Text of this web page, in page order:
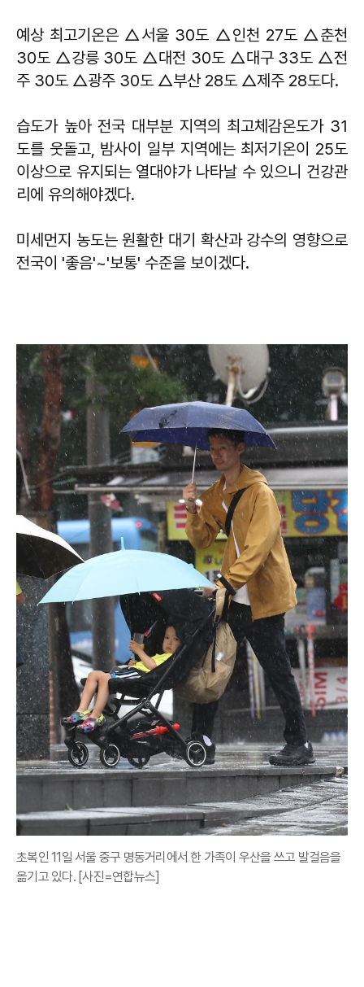
예상 최고기온은 △서울 30도 △인천 27도 △춘천
30도 △강릉 30도 △대전 30도 △대구 33도 △전
주 30도 △광주 30도 △부산 28도 △제주 28도다.
습도가 높아 전국 대부분 지역의 최고체감온도가 31
도를 웃돌고, 밤사이 일부 지역에는 최저기온이 25도
이상으로 유지되는 열대야가 나타날 수 있으니 건강관
리에 유의해야겠다.
미세먼지 농도는 원활한 대기 확산과 강수의 영향으로
전국이 '좋음'~'보통' 수준을 보이겠다.
초복인 11일 서울 중구 명동거리에서 한 가족이 우산을 쓰고 발걸음을
옮기고 있다. [사진=연합뉴스]